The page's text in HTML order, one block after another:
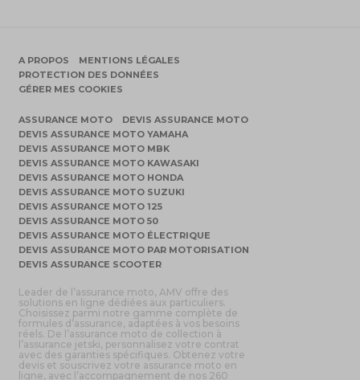
A PROPOS
MENTIONS LÉGALES
PROTECTION DES DONNÉES
GÉRER MES COOKIES
ASSURANCE MOTO
DEVIS ASSURANCE MOTO
DEVIS ASSURANCE MOTO YAMAHA
DEVIS ASSURANCE MOTO MBK
DEVIS ASSURANCE MOTO KAWASAKI
DEVIS ASSURANCE MOTO HONDA
DEVIS ASSURANCE MOTO SUZUKI
DEVIS ASSURANCE MOTO 125
DEVIS ASSURANCE MOTO 50
DEVIS ASSURANCE MOTO ÉLECTRIQUE
DEVIS ASSURANCE MOTO PAR MOTORISATION
DEVIS ASSURANCE SCOOTER
Leader de l’assurance moto, AMV offre des
solutions en ligne dédiées aux particuliers.
Choisissez parmi notre gamme complète de
formules d’assurance, adaptées à vos besoins
réels. De l’assurance moto de collection à
l’assurance jetski, personnalisez votre contrat
avec des garanties spécifiques. Obtenez votre
devis et souscrivez votre assurance moto en
ligne, avec l’accompagnement de nos 260